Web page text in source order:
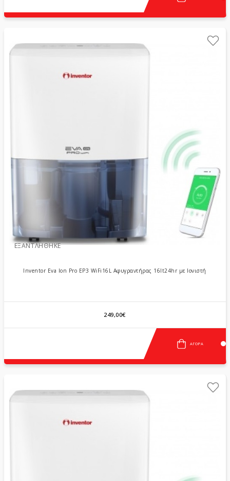
ΕΞΑΝΤΛΉΘΗΚΕ
Inventor Eva Ion Pro EP3 WiFi16L Αφυγραντήρας 16lt24hr με Ιονιστή
249,00€
ΑΓΟΡΆ